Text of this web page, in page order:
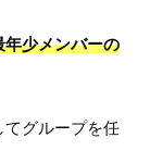
年少メンバーの
てグループを任